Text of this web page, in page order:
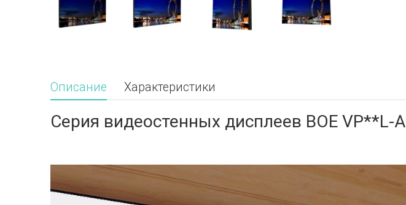
Описание Характеристики
Серия видеостенных дисплеев BOE VP**L-A